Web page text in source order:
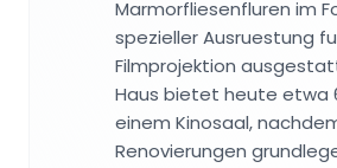
Marmorfliesenfluren im
spezieller Ausruestung
Filmprojektion
Haus bietet heute etwa
einem Kinosaal,
Renovierungen